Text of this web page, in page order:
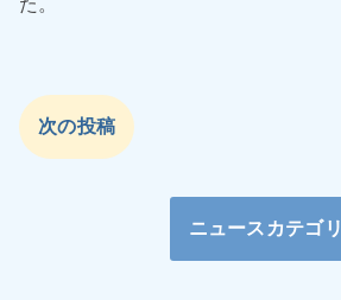
た。
次の投稿
ニュースカテゴリ